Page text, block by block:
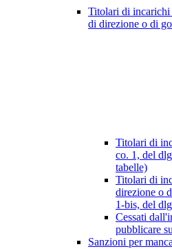
Titolari di
di direzione o di
Titolari di
co. 1, del
tabelle)
Titolari di
direzione o
1-bis, del
Cessati
pubblicare
Sanzioni per